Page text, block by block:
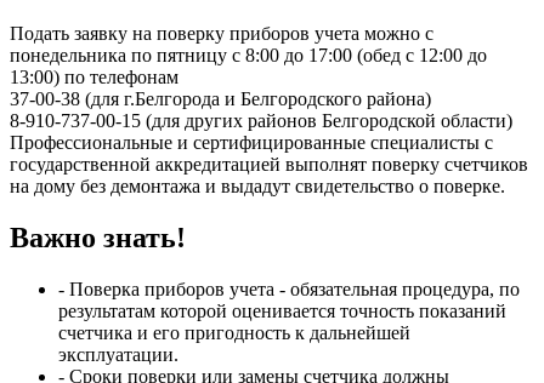
Подать заявку на поверку приборов учета можно с
понедельника по пятницу с 8:00 до 17:00 (обед с 12:00 до
13:00) по телефонам
37-00-38 (для г.Белгорода и Белгородского района)
8-910-737-00-15 (для других районов Белгородской области)
Профессиональные и сертифицированные специалисты с
государственной аккредитацией выполнят поверку счетчиков
на дому без демонтажа и выдадут свидетельство о поверке.
Важно знать!
- Поверка приборов учета - обязательная процедура, по
результатам которой оценивается точность показаний
счетчика и его пригодность к дальнейшей
эксплуатации.
- Сроки поверки или замены счетчика должны